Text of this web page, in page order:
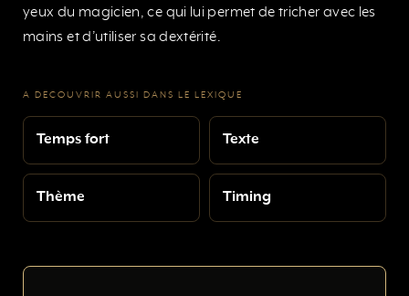
yeux du magicien, ce qui lui permet de tricher avec les
mains et d’utiliser sa dextérité.
A DECOUVRIR AUSSI DANS LE LEXIQUE
Temps fort Texte
Thème Timing